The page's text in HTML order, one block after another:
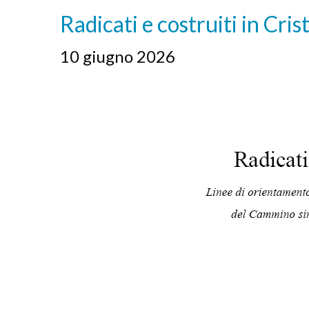
Radicati e costruiti in
10 giugno 2026